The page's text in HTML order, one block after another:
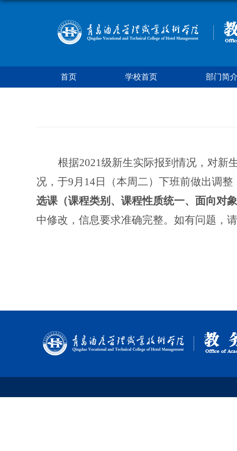
首页 学校首页 部门简介
根据2021级新生实际报到情况，对新
况，于9月14日（本周二）下班前做出调整
选课（课程类别、课程性质统一、面向对
中修改，信息要求准确完整。如有问题，